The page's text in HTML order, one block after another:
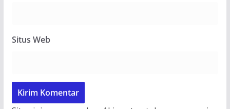
Situs Web